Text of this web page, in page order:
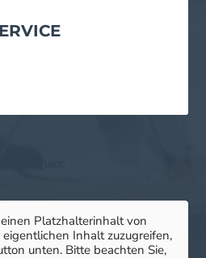
Platzhalterinhalt von
Inhalt zuzugreifen,
unten. Bitte beachten Sie,